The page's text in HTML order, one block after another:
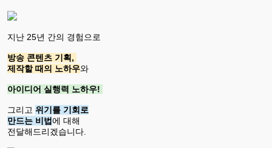
지난 25년 간의 경험으로
방송 콘텐츠 기획,
제작할 때의 노하우와
아이디어 실행력 노하우!
그리고 위기를 기회로
만드는 비법에 대해
전달해드리겠습니다.